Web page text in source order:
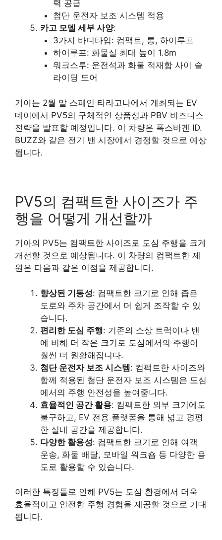
력 공급
첨단 운전자 보조 시스템 적용
카고 모델 세부 사양:
3가지 바디타입: 컴팩트, 롱, 하이루프
하이루프: 화물실 최대 높이 1.8m
워크스루: 운전석과 화물 적재함 사이 슬
라이딩 도어
기아는 2월 말 스페인 타라고나에서 개최되는 EV
데이에서 PV5의 구체적인 상품성과 PBV 비즈니스
전략을 발표할 예정입니다. 이 차량은 폭스바겐 ID.
BUZZ와 같은 전기 밴 시장에서 경쟁할 것으로 예상
됩니다.
PV5의 컴팩트한 사이즈가 주
행을 어떻게 개선할까
기아의 PV5는 컴팩트한 사이즈로 도심 주행을 크게
개선할 것으로 예상됩니다. 이 차량의 컴팩트한 제
원은 다음과 같은 이점을 제공합니다.
향상된 기동성: 컴팩트한 크기로 인해 좁은
도로와 주차 공간에서 더 쉽게 조작할 수 있
습니다.
편리한 도심 주행: 기존의 소상 트럭이나 밴
에 비해 더 작은 크기로 도심에서의 주행이
훨씬 더 원활해집니다.
첨단 운전자 보조 시스템: 컴팩트한 사이즈와
함께 적용된 첨단 운전자 보조 시스템은 도심
에서의 주행 안전성을 높여줍니다.
효율적인 공간 활용: 컴팩트한 외부 크기에도
불구하고, EV 전용 플랫폼을 통해 넓고 평평
한 실내 공간을 제공합니다.
다양한 활용성: 컴팩트한 크기로 인해 여객
운송, 화물 배달, 모바일 워크숍 등 다양한 용
도로 활용할 수 있습니다.
이러한 특징들로 인해 PV5는 도심 환경에서 더욱
효율적이고 안전한 주행 경험을 제공할 것으로 기대
됩니다.